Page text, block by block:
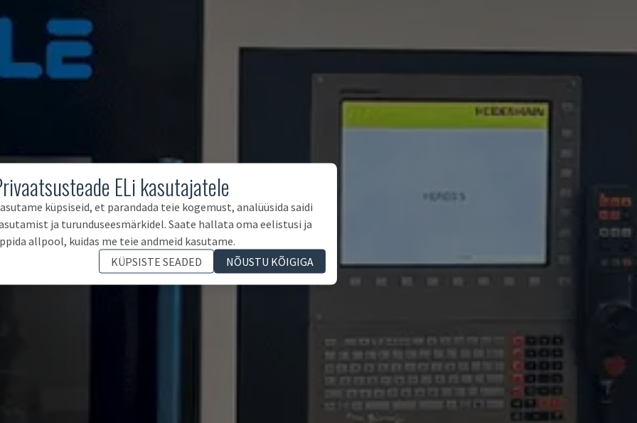
ELi kasutajatele
küpsiseid, et parandada teie kogemust, analüüsida saidi
ja turunduseesmärkidel. Saate hallata oma eelistusi ja
allpool, kuidas me teie andmeid kasutame.
KÜPSISTE SEADED
NÕUSTU KÕIGIGA